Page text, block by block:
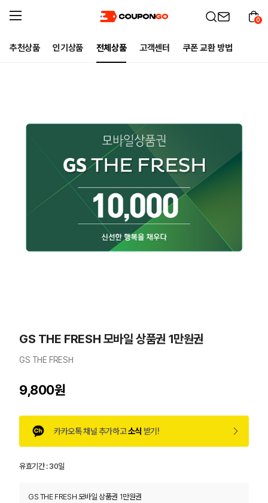
추천상품 인기상품 전체상품 고객센터 쿠폰 교환 방법
0
GS THE FRESH 모바일 상품권 1만원권
GS THE FRESH
9,800원
카카오톡 채널 추가하고소식 받기!
유효기간 :30일
GS THE FRESH 모바일 상품권 1만원권